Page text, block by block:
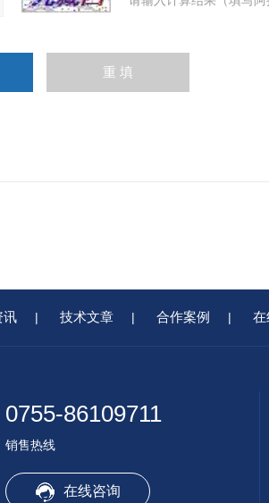
讯 | 技术文章 | 合作案例 | 在
0755-86109711
销售热线
在线咨询